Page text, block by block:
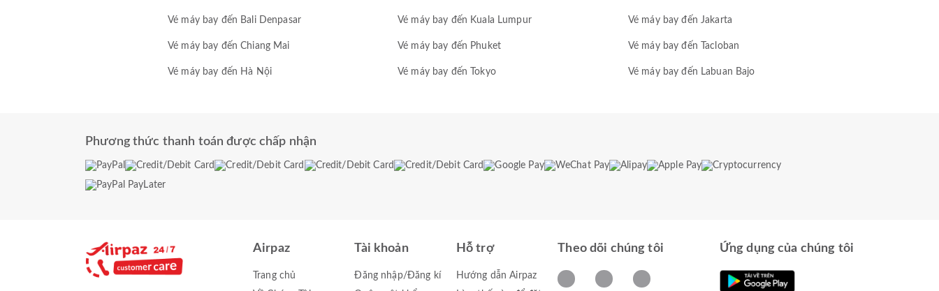
Vé máy bay đến Bali Denpasar Vé máy bay đến Kuala Lumpur Vé máy bay đến Jakarta
Vé máy bay đến Chiang Mai Vé máy bay đến Phuket Vé máy bay đến Tacloban
Vé máy bay đến Hà Nội Vé máy bay đến Tokyo Vé máy bay đến Labuan Bajo
Phương thức thanh toán được chấp nhận
Airpaz
Trang chủ
Tài khoản
Đăng nhập/Đăng kí
Hỗ trợ
Hướng dẫn Airpaz
Theo dõi chúng tôi Ứng dụng của chúng tôi